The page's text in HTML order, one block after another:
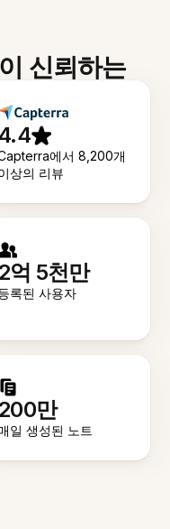
신뢰하는
에서 8,200개
상의 리뷰
2억 5천만
록된 사용자
200만
일 생성된 노트